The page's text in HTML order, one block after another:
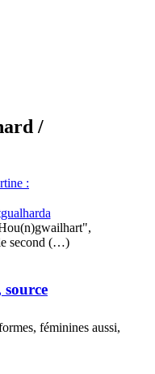
/
:
second (…)
source
féminines aussi,